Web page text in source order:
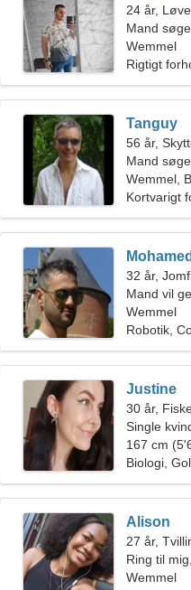
24 år,
Mand
Wemmel
Rigtigt
Tanguy
56 år,
Mand
Wemmel,
Kortvarigt
Mohamed
32 år,
Mand vil
Wemmel
Robotik,
Justine
30 år,
Single
167 cm
Biologi,
Alison
27 år,
Ring til
Wemmel